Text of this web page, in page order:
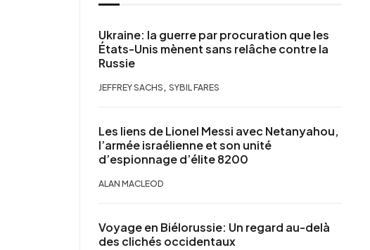
Ukraine: la guerre par procuration que les
États-Unis mènent sans relâche contre la
Russie
JEFFREY SACHS , SYBIL FARES
Les liens de Lionel Messi avec Netanyahou,
l’armée israélienne et son unité
d’espionnage d’élite 8200
ALAN MACLEOD
Voyage en Biélorussie: Un regard au-delà
des clichés occidentaux